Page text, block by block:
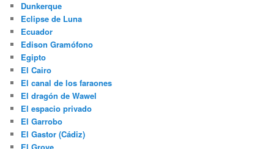
Dunkerque
Eclipse de Luna
Ecuador
Edison Gramófono
Egipto
El Cairo
El canal de los faraones
El dragón de Wawel
El espacio privado
El Garrobo
El Gastor (Cádiz)